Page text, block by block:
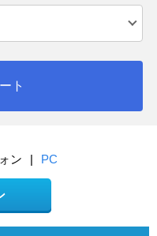
ト
ン | PC